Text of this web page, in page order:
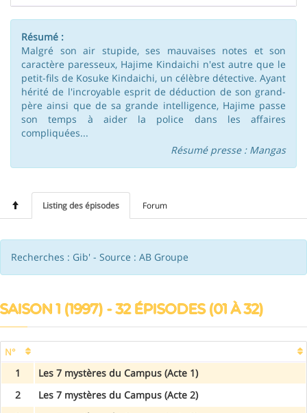
Résumé :
Malgré son air stupide, ses mauvaises notes et son
caractère paresseux, Hajime Kindaichi n'est autre que le
petit-fils de Kosuke Kindaichi, un célèbre détective. Ayant
hérité de l'incroyable esprit de déduction de son grand-
père ainsi que de sa grande intelligence, Hajime passe
son temps à aider la police dans les affaires
compliquées...
Résumé presse : Mangas
Listing des épisodes Forum
Recherches : Gib' - Source : AB Groupe
SAISON 1 (1997) - 32 ÉPISODES (01 À 32)
N°
1
Les 7 mystères du Campus (Acte 1)
2
Les 7 mystères du Campus (Acte 2)